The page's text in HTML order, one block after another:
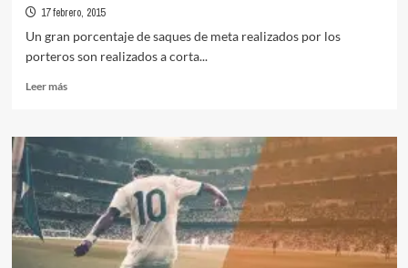
17 febrero, 2015
Un gran porcentaje de saques de meta realizados por los
porteros son realizados a corta...
Leer másLeer
Juego
con
+
1vs1
+
desvío